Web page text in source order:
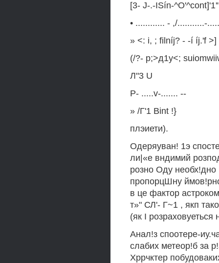
[3- J-.-ISín-
• ............ - ,/...........-
» <: i, ; filníj? - -í íj.'f >]
(/?- р;>д1у<;
Л"3 U
Р- .....v-....... --
» /Г'1 Bint !}
плэиети).
Одеряуван! 1э
ли|«е вндимий
розно Оду необх!дно
пропорцШну
в це фактор
т»" СЛ'- Г~1 , якп
(як I розраховуеться
Анал!з споотере-
слабих метеор!б за
Хррчктер